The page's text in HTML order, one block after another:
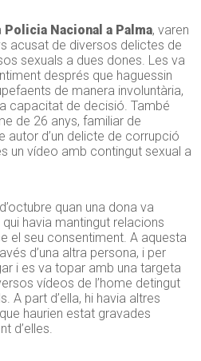
Policia Nacional a Palma, varen
acusat de diversos delictes de
sexuals a dues dones. Les va
després que haguessin
de manera involuntària,
capacitat de decisió. També
de 26 anys, familiar de
autor d’un delicte de corrupció
un vídeo amb contingut sexual a
quan una dona va
havia mantingut relacions
el seu consentiment. A aquesta
d’una altra persona, i per
i es va topar amb una targeta
vídeos de l’home detingut
A part d’ella, hi havia altres
haurien estat gravades
d’elles.